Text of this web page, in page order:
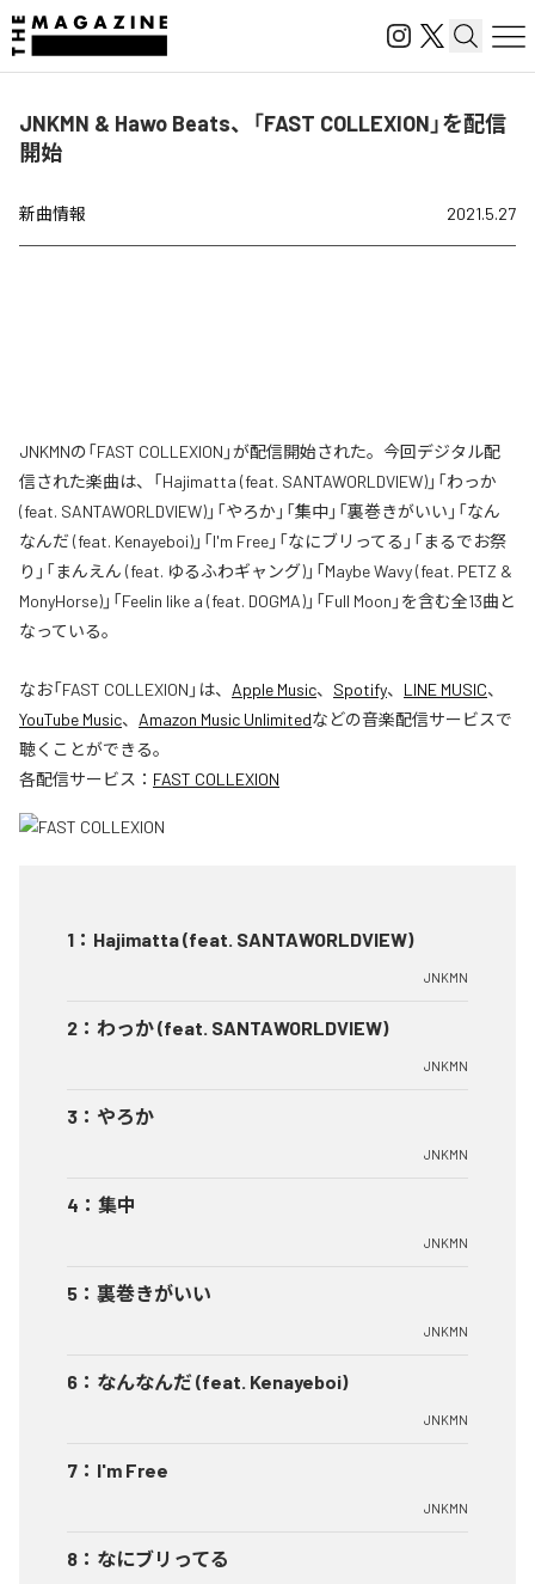
JNKMN & Hawo Beats、「FAST COLLEXION」を配信
開始
新曲情報 2021.5.27
JNKMNの「FAST COLLEXION」が配信開始された。今回デジタル配
信された楽曲は、「Hajimatta (feat. SANTAWORLDVIEW)」「わっか
(feat. SANTAWORLDVIEW)」「やろか」「集中」「裏巻きがいい」「なん
なんだ (feat. Kenayeboi)」「I'm Free」「なにブリってる」「まるでお祭
り」「まんえん (feat. ゆるふわギャング)」「Maybe Wavy (feat. PETZ &
MonyHorse)」「Feelin like a (feat. DOGMA)」「Full Moon」を含む全13曲と
なっている。
なお「FAST COLLEXION 」は、 Apple Music、 Spotify、 LINE MUSIC、
YouTube Music、 Amazon Music Unlimitedなどの音楽配信サービスで
聴くことができる。
各配信サービス： FAST COLLEXION
1 ： Hajimatta (feat. SANTAWORLDVIEW)
JNKMN
2 ： わっか (feat. SANTAWORLDVIEW)
JNKMN
3 ： やろか
JNKMN
4 ： 集中
JNKMN
5 ： 裏巻きがいい
JNKMN
6 ： なんなんだ (feat. Kenayeboi)
JNKMN
7 ： I'm Free
JNKMN
8 ： なにブリってる